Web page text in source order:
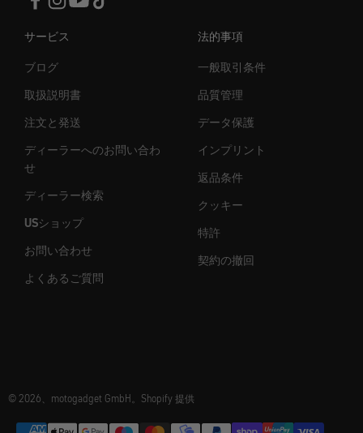
サービス
ブログ
取扱説明書
注文と発送
ディーラーへのお問い合わ
せ
ディーラー検索
USショップ
お問い合わせ
よくあるご質問
法的事項
一般取引条件
品質管理
データ保護
インプリント
返品条件
クッキー
特許
契約の撤回
© 2026、motogadget GmbH。Shopify 提供